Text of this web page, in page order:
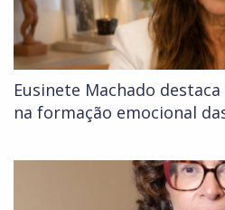
Eusinete Machado
na formação emocional